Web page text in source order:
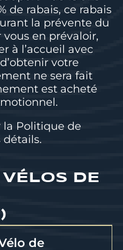
de rabais, ce rabais
la prévente du
vous en prévaloir,
à l’accueil avec
votre
ne sera fait
est acheté
la Politique de
détails.
DE
de